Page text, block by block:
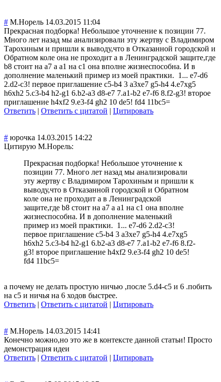
# М.Норель 14.03.2015 11:04
Прекрасная подборка! Небольшое уточнение к позиции 77.
Много лет назад мы анализировали эту жертву с Владимиром
Тарохиным и пришли к выводу,что в Отказанной городской и
Обратном коле она не проходит а в Ленинградской защите,где
b8 стоит на a7 а a1 на c1 она вполне жизнеспособна. И в
дополнение маленький пример из моей практики. 1... e7-d6
2.d2-c3! первое приглашение c5-b4 3 a3xe7 g5-h4 4.e7xg5
h6xh2 5.c3-b4 h2-g1 6.b2-a3 d8-e7 7.a1-b2 e7-f6 8.f2-g3! второе
приглашение h4xf2 9.e3-f4 gh2 10 de5! fd4 11bc5=
Ответить | Ответить с цитатой | Цитировать
# юрочка 14.03.2015 14:22
Цитирую М.Норель:
Прекрасная подборка! Небольшое уточнение к
позиции 77. Много лет назад мы анализировали
эту жертву с Владимиром Тарохиным и пришли к
выводу,что в Отказанной городской и Обратном
коле она не проходит а в Ленинградской
защите,где b8 стоит на a7 а a1 на c1 она вполне
жизнеспособна. И в дополнение маленький
пример из моей практики. 1... e7-d6 2.d2-c3!
первое приглашение c5-b4 3 a3xe7 g5-h4 4.e7xg5
h6xh2 5.c3-b4 h2-g1 6.b2-a3 d8-e7 7.a1-b2 e7-f6 8.f2-
g3! второе приглашение h4xf2 9.e3-f4 gh2 10 de5!
fd4 11bc5=
а почему не делать простую ничью ,после 5.d4-c5 и 6 .побить
на с5 и ничья на 6 ходов быстрее.
Ответить | Ответить с цитатой | Цитировать
# М.Норель 14.03.2015 14:41
Конечно можно,но это же в контексте данной статьи! Просто
демонстрация идеи
Ответить | Ответить с цитатой | Цитировать